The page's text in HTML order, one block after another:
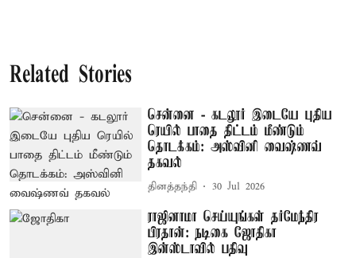
Related Stories
சென்னை - கடலூர் இடையே புதிய
ரெயில் பாதை திட்டம் மீண்டும்
தொடக்கம்: அஸ்வினி வைஷ்ணவ்
தகவல்
தினத்தந்தி 30 Jul 2026
ராஜினாமா செய்யுங்கள் தர்மேந்திர
பிரதான்: நடிகை ஜோதிகா
இன்ஸ்டாவில் பதிவு